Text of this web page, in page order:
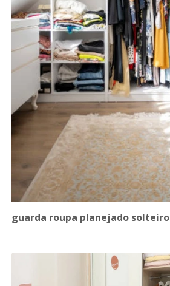
guarda roupa planejado solteiro